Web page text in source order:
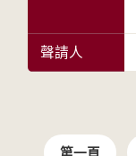
聲請人